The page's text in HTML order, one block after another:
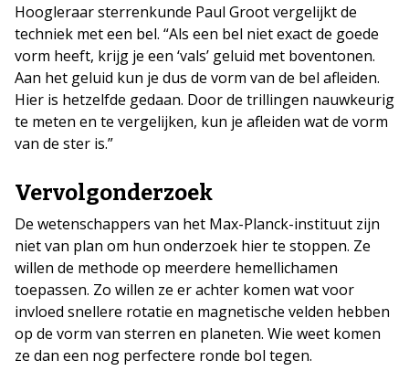
Hoogleraar sterrenkunde Paul Groot vergelijkt de
techniek met een bel. “Als een bel niet exact de goede
vorm heeft, krijg je een ‘vals’ geluid met boventonen.
Aan het geluid kun je dus de vorm van de bel afleiden.
Hier is hetzelfde gedaan. Door de trillingen nauwkeurig
te meten en te vergelijken, kun je afleiden wat de vorm
van de ster is.”
Vervolgonderzoek
De wetenschappers van het Max-Planck-instituut zijn
niet van plan om hun onderzoek hier te stoppen. Ze
willen de methode op meerdere hemellichamen
toepassen. Zo willen ze er achter komen wat voor
invloed snellere rotatie en magnetische velden hebben
op de vorm van sterren en planeten. Wie weet komen
ze dan een nog perfectere ronde bol tegen.